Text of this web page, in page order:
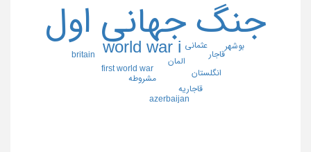
جنگ جهاني اول
world war i
المان
عثماني
first world war
مشروطه
قاجار
انگلستان
قاجاريه
azerbaijan
britain
بوشهر